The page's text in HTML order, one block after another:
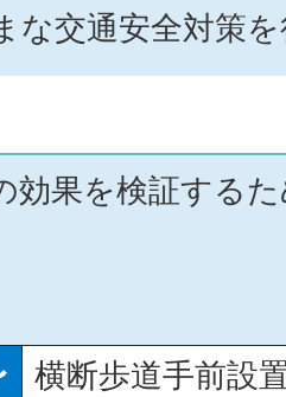
な交通安全対策
効果を検証する
横断歩道手前設